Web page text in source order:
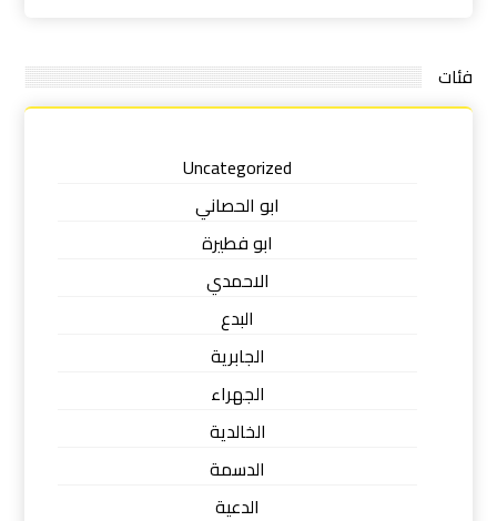
فئات
Uncategorized
ابو الحصاني
ابو فطيرة
الاحمدي
البدع
الجابرية
الجهراء
الخالدية
الدسمة
الدعية